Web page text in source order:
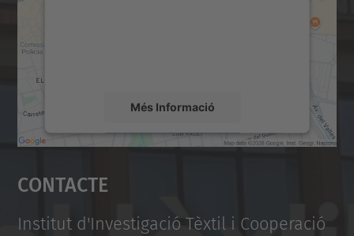
Més Informació
Accepta
powered by
Contacte
Institut d'Investigació Tèxtil i Cooperació